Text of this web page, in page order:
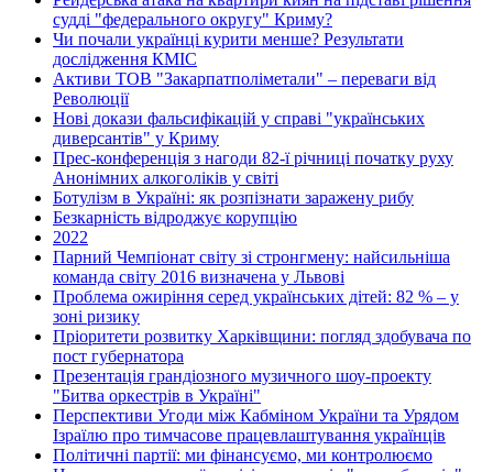
судді "федерального округу" Криму?
Чи почали українці курити менше? Результати
дослідження КМІС
Активи ТОВ "Закарпатполіметали" – переваги від
Революції
Нові докази фальсифікацій у справі "українських
диверсантів" у Криму
Прес-конференція з нагоди 82-ї річниці початку руху
Анонімних алкоголіків у світі
Ботулізм в Україні: як розпізнати заражену рибу
Безкарність відроджує корупцію
2022
Парний Чемпіонат світу зі стронгмену: найсильніша
команда світу 2016 визначена у Львові
Проблема ожиріння серед українських дітей: 82 % – у
зоні ризику
Пріоритети розвитку Харківщини: погляд здобувача по
пост губернатора
Презентація грандіозного музичного шоу-проекту
"Битва оркестрів в Україні"
Перспективи Угоди між Кабміном України та Урядом
Ізраїлю про тимчасове працевлаштування українців
Політичні партії: ми фінансуємо, ми контролюємо